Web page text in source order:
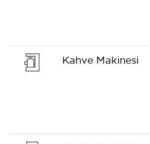
Kahve Makinesi